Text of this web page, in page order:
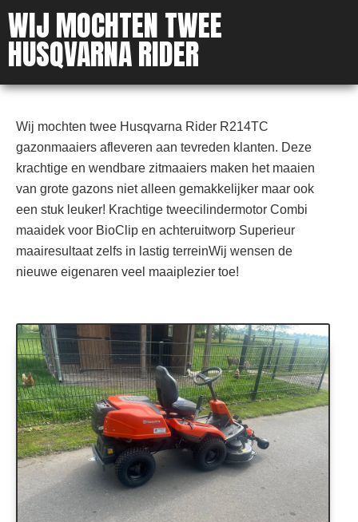
WIJ MOCHTEN TWEE
HUSQVARNA RIDER
Wij mochten twee Husqvarna Rider R214TC
gazonmaaiers afleveren aan tevreden klanten. Deze
krachtige en wendbare zitmaaiers maken het maaien
van grote gazons niet alleen gemakkelijker maar ook
een stuk leuker! Krachtige tweecilindermotor Combi
maaidek voor BioClip en achteruitworp Superieur
maairesultaat zelfs in lastig terreinWij wensen de
nieuwe eigenaren veel maaiplezier toe!